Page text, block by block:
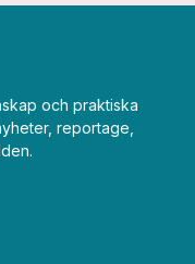
och praktiska
reportage,